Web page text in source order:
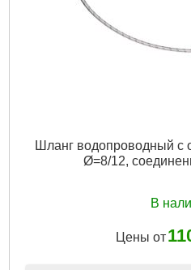
Шланг водопроводный с
Ø=8/12,
В
Цены от